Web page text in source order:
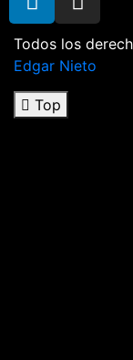
Todos los
Edgar Nieto
Top